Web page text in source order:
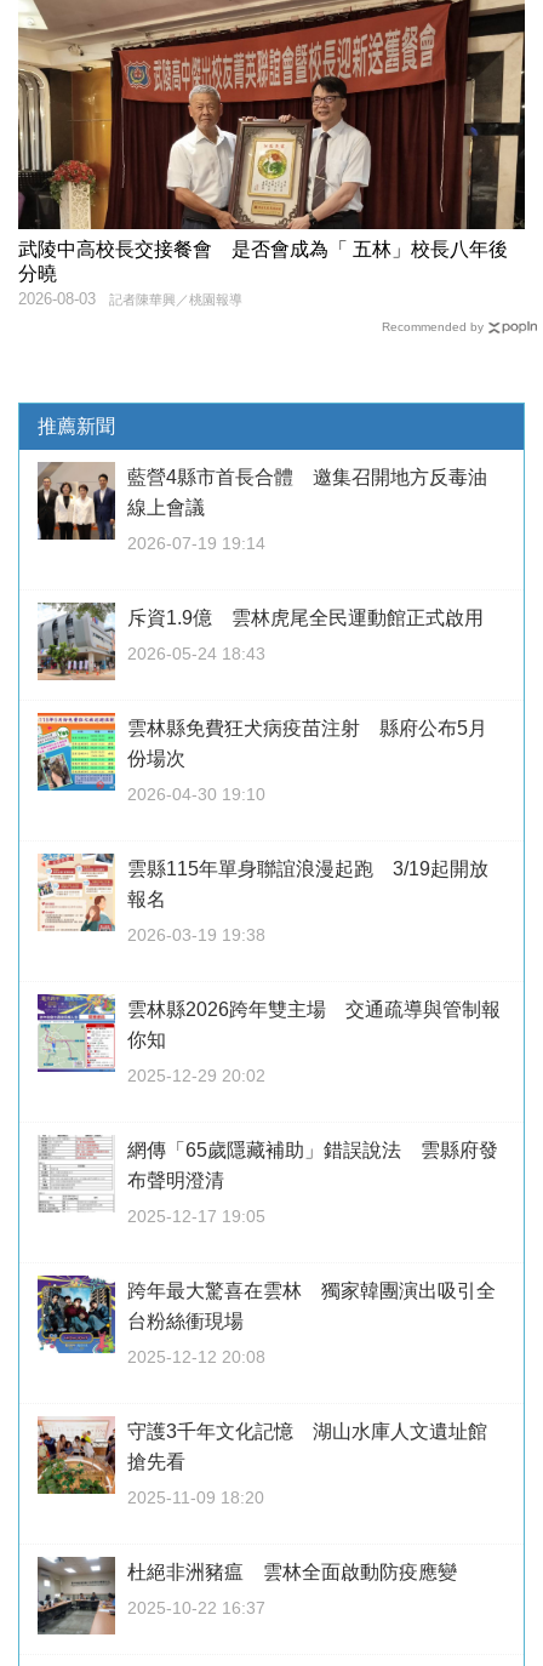
武陵中高校長交接餐會 是否會成為「 五林」校長八年後
分曉
記者陳華興／桃園報導
2026-08-03
Recommended by
推薦新聞
藍營4縣市首長合體 邀集召開地方反毒油
線上會議
2026-07-19 19:14
斥資1.9億 雲林虎尾全民運動館正式啟用
2026-05-24 18:43
雲林縣免費狂犬病疫苗注射 縣府公布5月
份場次
2026-04-30 19:10
雲縣115年單身聯誼浪漫起跑 3/19起開放
報名
2026-03-19 19:38
雲林縣2026跨年雙主場 交通疏導與管制報
你知
2025-12-29 20:02
網傳「65歲隱藏補助」錯誤說法 雲縣府發
布聲明澄清
2025-12-17 19:05
跨年最大驚喜在雲林 獨家韓團演出吸引全
台粉絲衝現場
2025-12-12 20:08
守護3千年文化記憶 湖山水庫人文遺址館
搶先看
2025-11-09 18:20
杜絕非洲豬瘟 雲林全面啟動防疫應變
2025-10-22 16:37